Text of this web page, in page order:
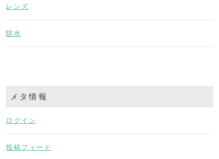
レンズ
防水
メタ情報
ログイン
投稿フィード